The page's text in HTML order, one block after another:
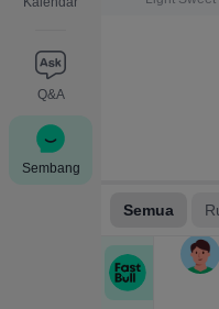
Q&A
Sembang